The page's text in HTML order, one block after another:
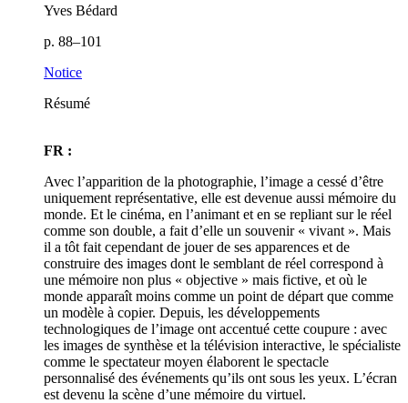
Yves Bédard
p. 88–101
Notice
Résumé
FR :
Avec l’apparition de la photographie, l’image a cessé d’être
uniquement représentative, elle est devenue aussi mémoire du
monde. Et le cinéma, en l’animant et en se repliant sur le réel
comme son double, a fait d’elle un souvenir « vivant ». Mais
il a tôt fait cependant de jouer de ses apparences et de
construire des images dont le semblant de réel correspond à
une mémoire non plus « objective » mais fictive, et où le
monde apparaît moins comme un point de départ que comme
un modèle à copier. Depuis, les développements
technologiques de l’image ont accentué cette coupure : avec
les images de synthèse et la télévision interactive, le spécialiste
comme le spectateur moyen élaborent le spectacle
personnalisé des événements qu’ils ont sous les yeux. L’écran
est devenu la scène d’une mémoire du virtuel.